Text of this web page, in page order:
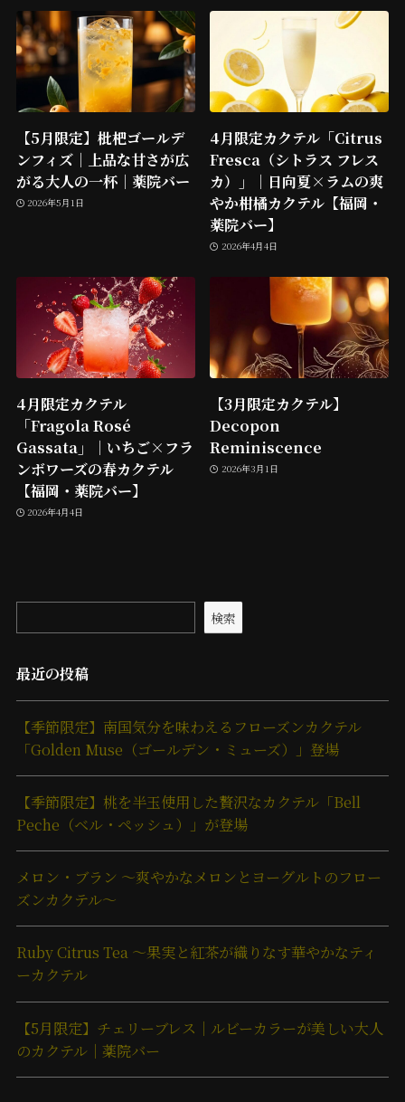
【5月限定】枇杷ゴールデ
ンフィズ｜上品な甘さが広
がる大人の一杯｜薬院バー
2026年5月1日
4月限定カクテル「Citrus
Fresca（シトラス フレス
カ）」｜日向夏×ラムの爽
やか柑橘カクテル【福岡・
薬院バー】
2026年4月4日
4月限定カクテル
「Fragola Rosé
Gassata」｜いちご×フラ
ンボワーズの春カクテル
【福岡・薬院バー】
2026年4月4日
【3月限定カクテル】
Decopon
Reminiscence
2026年3月1日
検索
最近の投稿
【季節限定】南国気分を味わえるフローズンカクテル
「Golden Muse（ゴールデン・ミューズ）」登場
【季節限定】桃を半玉使用した贅沢なカクテル「Bell
Peche（ベル・ペッシュ）」が登場
メロン・ブラン ～爽やかなメロンとヨーグルトのフロー
ズンカクテル～
Ruby Citrus Tea ～果実と紅茶が織りなす華やかなティ
ーカクテル
【5月限定】チェリーブレス｜ルビーカラーが美しい大人
のカクテル｜薬院バー